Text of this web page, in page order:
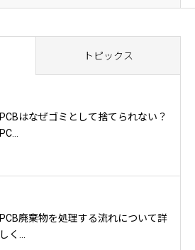
トピックス
PCBはなぜゴミとして捨てられない？
PC...
PCB廃棄物を処理する流れについて詳
しく...